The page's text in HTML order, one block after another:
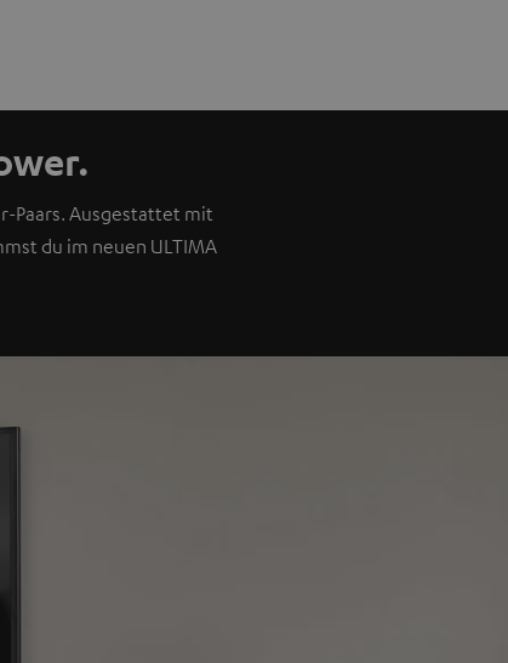
Paars. Ausgestattet mit
du im neuen ULTIMA